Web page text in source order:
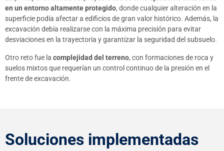
en un entorno altamente protegido, donde cualquier alteración en la
superficie podía afectar a edificios de gran valor histórico. Además, la
excavación debía realizarse con la máxima precisión para evitar
desviaciones en la trayectoria y garantizar la seguridad del subsuelo.
Otro reto fue la complejidad del terreno, con formaciones de roca y
suelos mixtos que requerían un control continuo de la presión en el
frente de excavación.
Soluciones implementadas